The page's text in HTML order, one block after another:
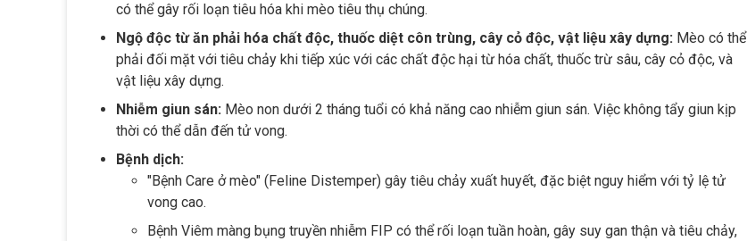
có thể gây rối loạn tiêu hóa khi mèo tiêu thụ chúng.
Ngộ độc từ ăn phải hóa chất độc, thuốc diệt côn trùng, cây cỏ độc, vật liệu xây dựng: Mèo có thể
phải đối mặt với tiêu chảy khi tiếp xúc với các chất độc hại từ hóa chất, thuốc trừ sâu, cây cỏ độc, và
vật liệu xây dựng.
Nhiễm giun sán: Mèo non dưới 2 tháng tuổi có khả năng cao nhiễm giun sán. Việc không tẩy giun kịp
thời có thể dẫn đến tử vong.
Bệnh dịch:
"Bệnh Care ở mèo" (Feline Distemper) gây tiêu chảy xuất huyết, đặc biệt nguy hiểm với tỷ lệ tử
vong cao.
Bệnh Viêm màng bụng truyền nhiễm FIP có thể rối loạn tuần hoàn, gây suy gan thận và tiêu chảy,